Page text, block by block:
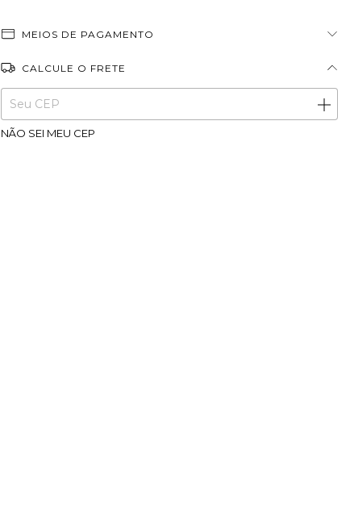
MEIOS DE PAGAMENTO
CALCULE O FRETE
Entregas para o CEP: ALTERAR CEP
NÃO SEI MEU CEP